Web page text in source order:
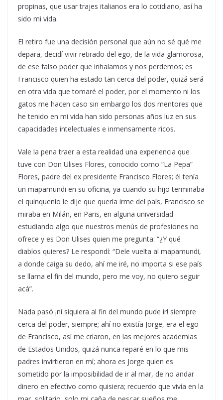
propinas, que usar trajes italianos era lo cotidiano, así ha
sido mi vida.
El retiro fue una decisión personal que aún no sé qué me
depara, decidí vivir retirado del ego, de la vida glamorosa,
de ese falso poder que inhalamos y nos perdemos; es
Francisco quien ha estado tan cerca del poder, quizá será
en otra vida que tomaré el poder, por el momento ni los
gatos me hacen caso sin embargo los dos mentores que
he tenido en mi vida han sido personas años luz en sus
capacidades intelectuales e inmensamente ricos.
Vale la pena traer a esta realidad una experiencia que
tuve con Don Ulises Flores, conocido como “La Pepa”
Flores, padre del ex presidente Francisco Flores; él tenía
un mapamundi en su oficina, ya cuando su hijo terminaba
el quinquenio le dije que quería irme del país, Francisco se
miraba en Milán, en Paris, en alguna universidad
estudiando algo que nuestros menús de profesiones no
ofrece y es Don Ulises quien me pregunta: “¿Y qué
diablos quieres? Le respondí: “Dele vuelta al mapamundi,
a donde caiga su dedo, ahí me iré, no importa si ese país
se llama el fin del mundo, pero me voy, no quiero seguir
acá”.
Nada pasó ¡ni siquiera al fin del mundo pude ir! siempre
cerca del poder, siempre; ahí no existía Jorge, era el ego
de Francisco, así me criaron, en las mejores academias
de Estados Unidos, quizá nunca reparé en lo que mis
padres invirtieron en mí; ahora es Jorge quien es
sometido por la imposibilidad de ir al mar, de no andar
dinero en efectivo como quisiera; recuerdo que vivía en la